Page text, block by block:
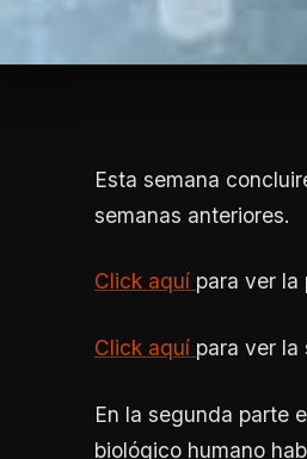
Esta semana
semanas anteriores.
Click aquí para ver la
Click aquí para ver la
En la segunda parte
biológico humano